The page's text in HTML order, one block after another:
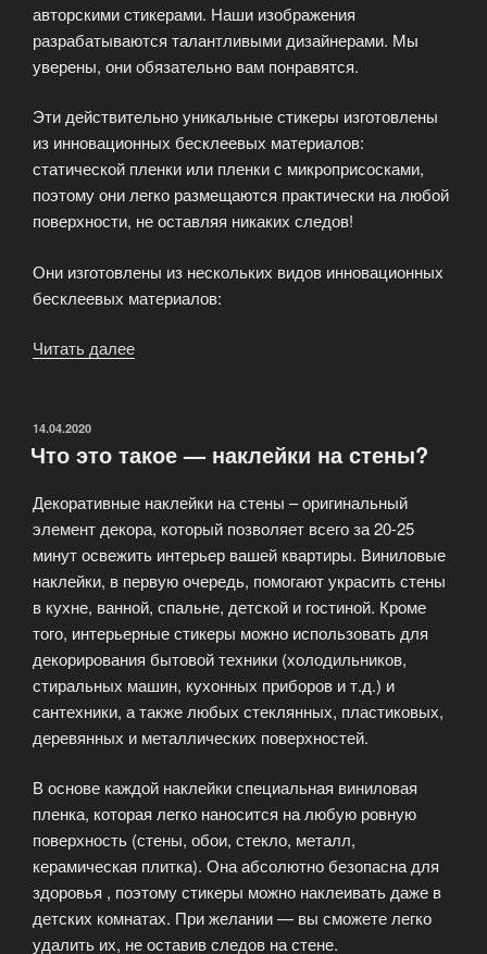
авторскими стикерами. Наши изображения
разрабатываются талантливыми дизайнерами. Мы
уверены, они обязательно вам понравятся.
Эти действительно уникальные стикеры изготовлены
из инновационных бесклеевых материалов:
статической пленки или пленки с микроприсосками,
поэтому они легко размещаются практически на любой
поверхности, не оставляя никаких следов!
Они изготовлены из нескольких видов инновационных
бесклеевых материалов:
Читать далее
ОПУБЛИКОВАНО
14.04.2020
Что это такое — наклейки на стены?
Декоративные наклейки на стены – оригинальный
элемент декора, который позволяет всего за 20-25
минут освежить интерьер вашей квартиры. Виниловые
наклейки, в первую очередь, помогают украсить стены
в кухне, ванной, спальне, детской и гостиной. Кроме
того, интерьерные стикеры можно использовать для
декорирования бытовой техники (холодильников,
стиральных машин, кухонных приборов и т.д.) и
сантехники, а также любых стеклянных, пластиковых,
деревянных и металлических поверхностей.
В основе каждой наклейки специальная виниловая
пленка, которая легко наносится на любую ровную
поверхность (стены, обои, стекло, металл,
керамическая плитка). Она абсолютно безопасна для
здоровья , поэтому стикеры можно наклеивать даже в
детских комнатах. При желании — вы сможете легко
удалить их, не оставив следов на стене.